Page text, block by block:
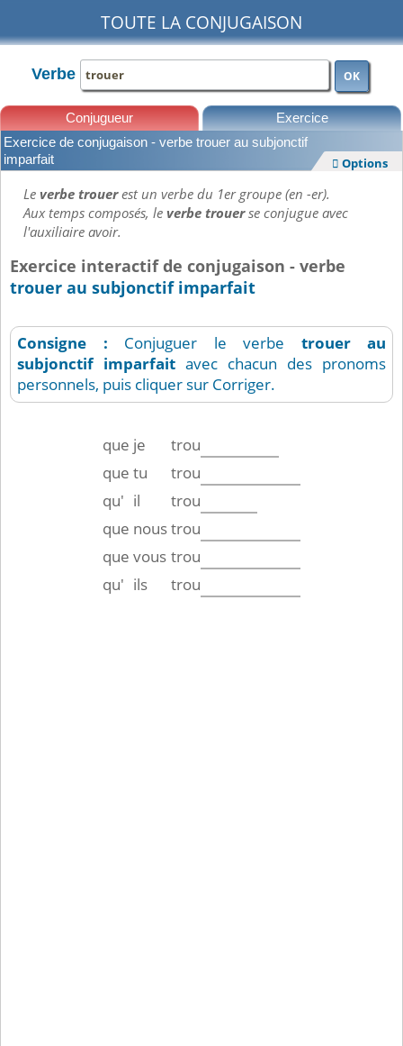
TOUTE LA CONJUGAISON
Verbe OK
Conjugueur Exercice
Leçons
Exercice de conjugaison - verbe trouer au subjonctif
imparfait
 Options
Leverbe trouerest un verbe du 1er groupe (en -er).
Aux temps composés, leverbe trouerse conjugue avec
l'auxiliaire avoir.
Exercice interactif de conjugaison - verbe
trouer au subjonctif imparfait
Consigne : Conjuguer le verbe trouer
au
subjonctif imparfait avec chacun des pronoms
personnels, puis cliquer sur Corriger.
que je
trou
que tu
trou
qu' il
trou
que noustrou
que vous trou
qu' ils trou